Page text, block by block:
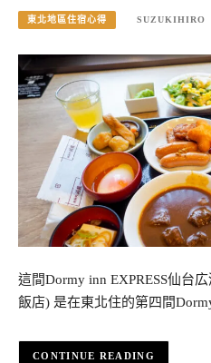
東北地區住宿心得 SUZUKIHIRO
這間Dormy inn EXPRESS仙台
飯店) 是在東北住的第四間
CONTINUE READING